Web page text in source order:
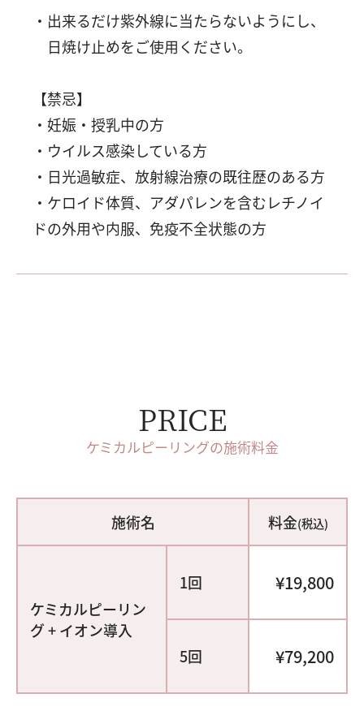
出来るだけ紫外線に当たらないようにし、
日焼け止めをご使用ください。
【禁忌】
・妊娠・授乳中の方
・ウイルス感染している方
・日光過敏症、放射線治療の既往歴のある方
・ケロイド体質、アダパレンを含むレチノイ
ドの外用や内服、免疫不全状態の方
PRICE
ケミカルピーリングの施術料金
施術名 料金(税込)
ケミカルピーリン
グ + イオン導入
1回 ¥19,800
5回 ¥79,200